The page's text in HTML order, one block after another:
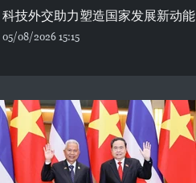
科技外交助力塑造国家发展新动能
05/08/2026 15:15